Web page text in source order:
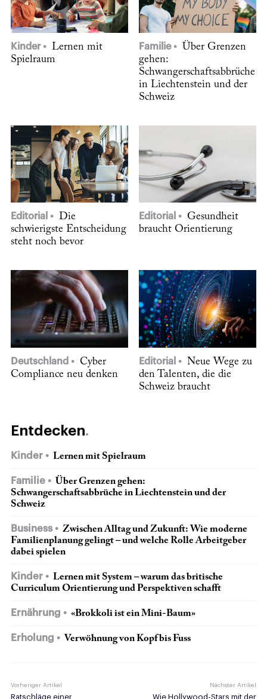
Kinder
Lernen mit
Spielraum
Familie
Über Grenzen
gehen:
Schwangerschaftsabbrüche
in Liechtenstein und der
Schweiz
Editorial
Die
schwierigste Entscheidung
steht noch bevor
Editorial
Gesundheit
braucht Orientierung
Deutschland
Cyber
Compliance neu denken
Editorial
Neue Wege zu
den Talenten, die die
Schweiz braucht
Entdecken
Kinder Lernen mit Spielraum
Familie
Über Grenzen gehen:
Schwangerschaftsabbrüche in Liechtenstein und der
Schweiz
Business
Zwischen Alltag und Zukunft: Wie moderne
Familienplanung gelingt – und welche Rolle Arbeitgeber
dabei spielen
Kinder
Lernen mit System – warum das britische
Curriculum Orientierung und Perspektiven schafft
Ernährung «Brokkoli ist ein Mini-Baum»
Erholung Verwöhnung von Kopf bis Fuss
Vorheriger Artikel
Ratschläge einer
Nächster Artikel
Wie Hollywood-Stars mit der